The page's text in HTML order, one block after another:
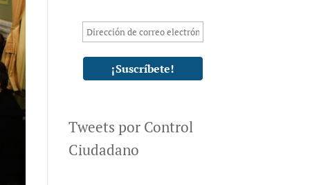
Tweets por Control
Ciudadano